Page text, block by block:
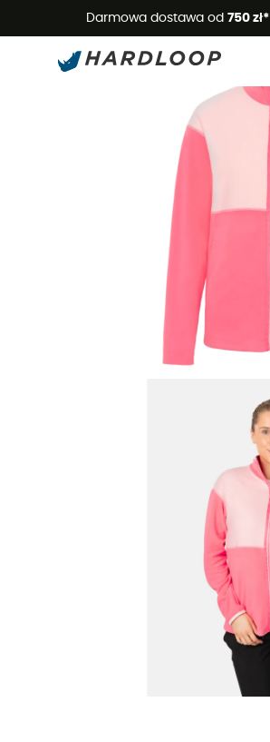
Darmowa dostawa od 750 zł*